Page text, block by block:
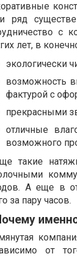
ряд
с
лет, в
экологически
возможность
фактурой с
прекрасными
отличные
возможного
такие
А еще в
за пару часов.
от